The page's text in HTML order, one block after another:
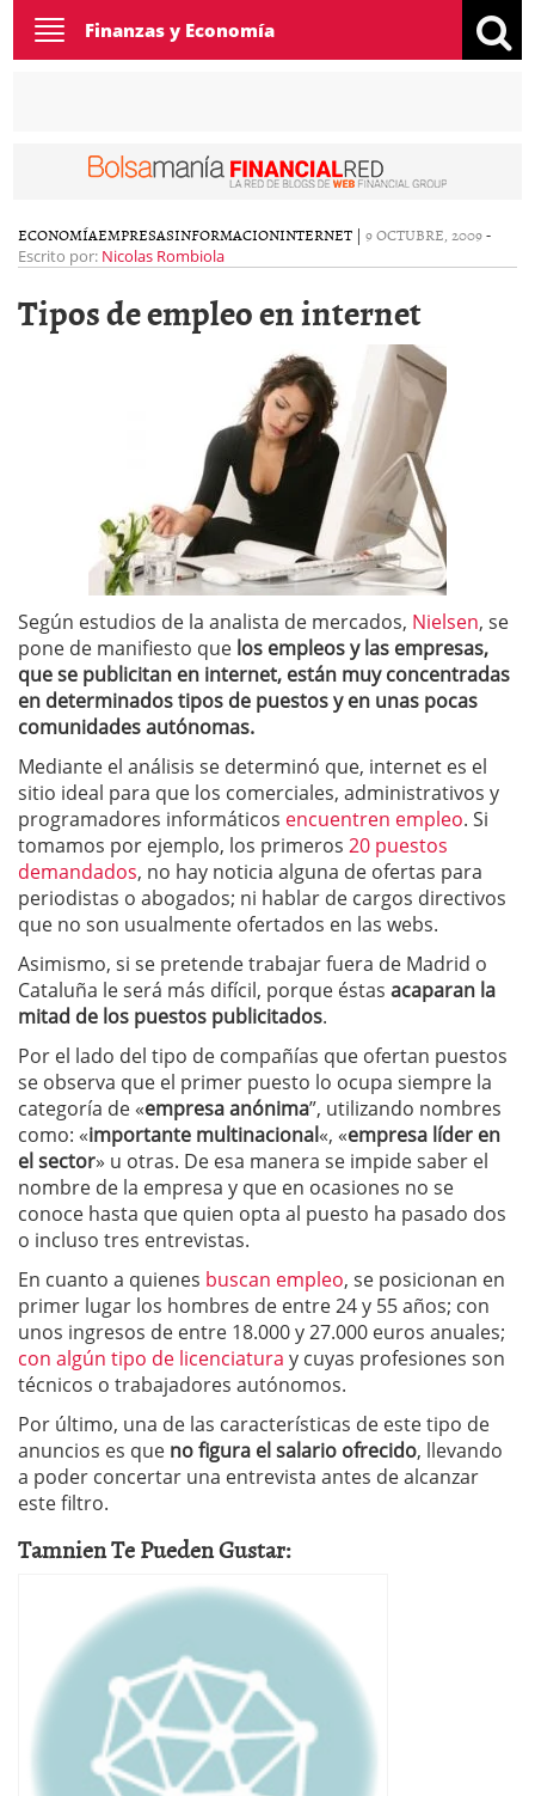
Toggle
navigation
Finanzas y Economía
ECONOMÍAEMPRESASINFORMACIONINTERNET | 9 OCTUBRE, 2009-
Escrito por: Nicolas Rombiola
Tipos de empleo en internet
Según estudios de la analista de mercados, Nielsen, se
pone de manifiesto que los empleos y las empresas,
que se publicitan en internet, están muy concentradas
en determinados tipos de puestos y en unas pocas
comunidades autónomas.
Mediante el análisis se determinó que, internet es el
sitio ideal para que los comerciales, administrativos y
programadores informáticos encuentren empleo. Si
tomamos por ejemplo, los primeros 20 puestos
demandados, no hay noticia alguna de ofertas para
periodistas o abogados; ni hablar de cargos directivos
que no son usualmente ofertados en las webs.
Asimismo, si se pretende trabajar fuera de Madrid o
Cataluña le será más difícil, porque éstas acaparan la
mitad de los puestos publicitados.
Por el lado del tipo de compañías que ofertan puestos
se observa que el primer puesto lo ocupa siempre la
categoría de «empresa anónima”, utilizando nombres
como: «importante multinacional«, «empresa líder en
el sector» u otras. De esa manera se impide saber el
nombre de la empresa y que en ocasiones no se
conoce hasta que quien opta al puesto ha pasado dos
o incluso tres entrevistas.
En cuanto a quienes buscan empleo, se posicionan en
primer lugar los hombres de entre 24 y 55 años; con
unos ingresos de entre 18.000 y 27.000 euros anuales;
con algún tipo de licenciatura y cuyas profesiones son
técnicos o trabajadores autónomos.
Por último, una de las características de este tipo de
anuncios es que no figura el salario ofrecido, llevando
a poder concertar una entrevista antes de alcanzar
este filtro.
Tamnien Te Pueden Gustar: